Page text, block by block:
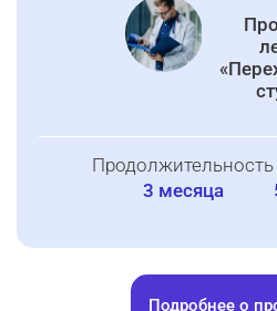
Продолжительность
3 месяца
Подробнее о